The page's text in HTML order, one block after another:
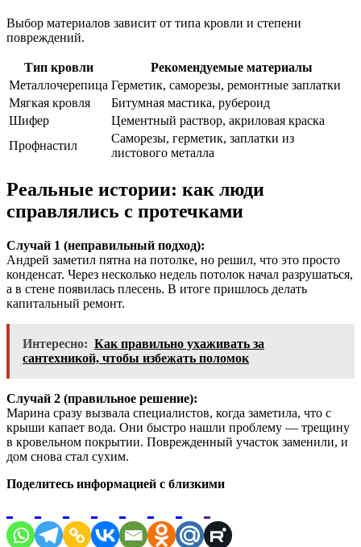
Выбор материалов зависит от типа кровли и степени
повреждений.
Тип кровли
Рекомендуемые материалы
Металлочерепица Герметик, саморезы, ремонтные заплатки
Мягкая кровля
Битумная мастика, рубероид
Шифер
Цементный раствор, акриловая краска
Профнастил
Саморезы, герметик, заплатки из
листового металла
Реальные истории: как люди
справлялись с протечками
Случай 1 (неправильный подход):
Андрей заметил пятна на потолке, но решил, что это просто
конденсат. Через несколько недель потолок начал разрушаться,
а в стене появилась плесень. В итоге пришлось делать
капитальный ремонт.
Интересно: Как правильно ухаживать за
сантехникой, чтобы избежать поломок
Случай 2 (правильное решение):
Марина сразу вызвала специалистов, когда заметила, что с
крыши капает вода. Они быстро нашли проблему — трещину
в кровельном покрытии. Поврежденный участок заменили, и
дом снова стал сухим.
Поделитесь информацией с близкими